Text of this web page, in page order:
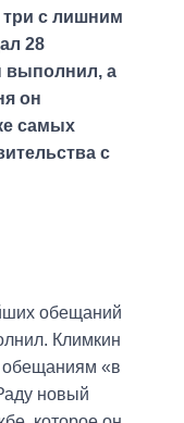
три с лишним
28
выполнил, а
он
самых
с
обещаний
Климкин
обещаниям «в
новый